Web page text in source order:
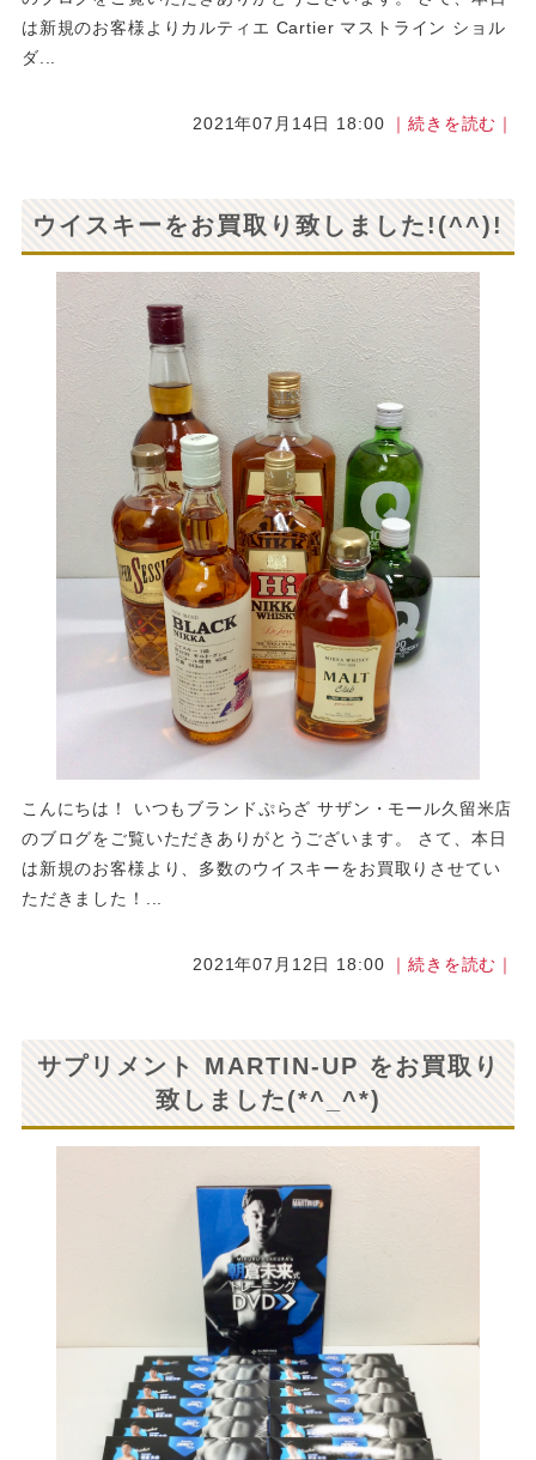
は新規のお客様よりカルティエ Cartier マストライン ショル
ダ...
2021年07月14日 18:00 ｜続きを読む｜
ウイスキーをお買取り致しました!(^^)!
こんにちは！ いつもブランドぷらざ サザン・モール久留米店
のブログをご覧いただきありがとうございます。 さて、本日
は新規のお客様より、多数のウイスキーをお買取りさせてい
ただきました！...
2021年07月12日 18:00 ｜続きを読む｜
サプリメント MARTIN-UP をお買取り
致しました(*^_^*)